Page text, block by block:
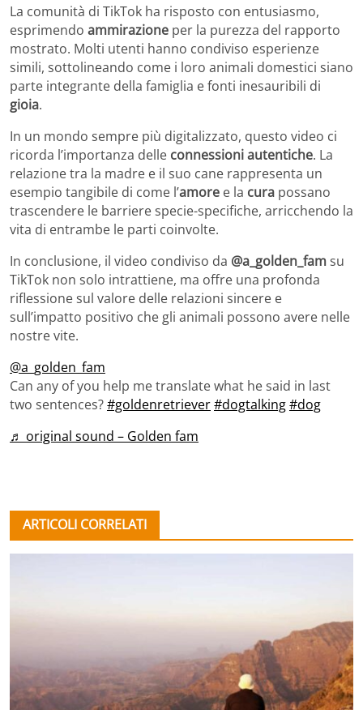
La comunità di TikTok ha risposto con entusiasmo,
esprimendo ammirazione per la purezza del rapporto
mostrato. Molti utenti hanno condiviso esperienze
simili, sottolineando come i loro animali domestici siano
parte integrante della famiglia e fonti inesauribili di
gioia.
In un mondo sempre più digitalizzato, questo video ci
ricorda l’importanza delle connessioni autentiche. La
relazione tra la madre e il suo cane rappresenta un
esempio tangibile di come l’amore e la cura possano
trascendere le barriere specie-specifiche, arricchendo la
vita di entrambe le parti coinvolte.
In conclusione, il video condiviso da @a_golden_famsu
TikTok non solo intrattiene, ma offre una profonda
riflessione sul valore delle relazioni sincere e
sull’impatto positivo che gli animali possono avere nelle
nostre vite.
@a_golden_fam
Can any of you help me translate what he said in last
two sentences?#goldenretriever#dogtalking#dog
♬ original sound – Golden fam
ARTICOLI CORRELATI